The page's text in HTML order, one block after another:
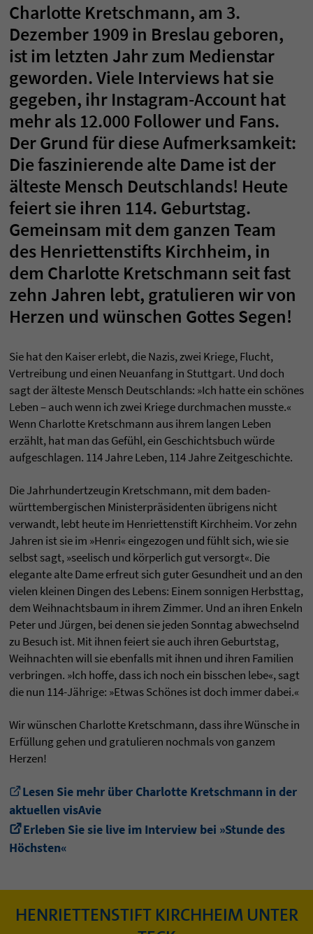
Charlotte Kretschmann, am 3.
Dezember 1909 in Breslau geboren,
ist im letzten Jahr zum Medienstar
geworden. Viele Interviews hat sie
gegeben, ihr Instagram-Account hat
mehr als 12.000 Follower und Fans.
Der Grund für diese Aufmerksamkeit:
Die faszinierende alte Dame ist der
älteste Mensch Deutschlands! Heute
feiert sie ihren 114. Geburtstag.
Gemeinsam mit dem ganzen Team
des Henriettenstifts Kirchheim, in
dem Charlotte Kretschmann seit fast
zehn Jahren lebt, gratulieren wir von
Herzen und wünschen Gottes Segen!
Sie hat den Kaiser erlebt, die Nazis, zwei Kriege, Flucht,
Vertreibung und einen Neuanfang in Stuttgart. Und doch
sagt der älteste Mensch Deutschlands: »Ich hatte ein schönes
Leben – auch wenn ich zwei Kriege durchmachen musste.«
Wenn Charlotte Kretschmann aus ihrem langen Leben
erzählt, hat man das Gefühl, ein Geschichtsbuch würde
aufgeschlagen. 114 Jahre Leben, 114 Jahre Zeitgeschichte.
Die Jahrhundertzeugin Kretschmann, mit dem baden-
württembergischen Ministerpräsidenten übrigens nicht
verwandt, lebt heute im Henriettenstift Kirchheim. Vor zehn
Jahren ist sie im »Henri« eingezogen und fühlt sich, wie sie
selbst sagt, »seelisch und körperlich gut versorgt«. Die
elegante alte Dame erfreut sich guter Gesundheit und an den
vielen kleinen Dingen des Lebens: Einem sonnigen Herbsttag,
dem Weihnachtsbaum in ihrem Zimmer. Und an ihren Enkeln
Peter und Jürgen, bei denen sie jeden Sonntag abwechselnd
zu Besuch ist. Mit ihnen feiert sie auch ihren Geburtstag,
Weihnachten will sie ebenfalls mit ihnen und ihren Familien
verbringen. »Ich hoffe, dass ich noch ein bisschen lebe«, sagt
die nun 114-Jährige: »Etwas Schönes ist doch immer dabei.«
Wir wünschen Charlotte Kretschmann, dass ihre Wünsche in
Erfüllung gehen und gratulieren nochmals von ganzem
Herzen!
Lesen Sie mehr über Charlotte Kretschmann in der
aktuellen visAvie
Erleben Sie sie live im Interview bei »Stunde des
Höchsten«
HENRIETTENSTIFT KIRCHHEIM UNTER